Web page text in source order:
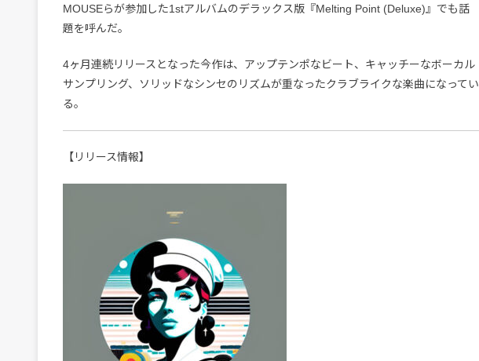
MOUSEらが参加した1stアルバムのデラックス版『Melting Point (Deluxe)』でも話
題を呼んだ。
4ヶ月連続リリースとなった今作は、アップテンポなビート、キャッチーなボーカル
サンプリング、ソリッドなシンセのリズムが重なったクラブライクな楽曲になってい
る。
【リリース情報】